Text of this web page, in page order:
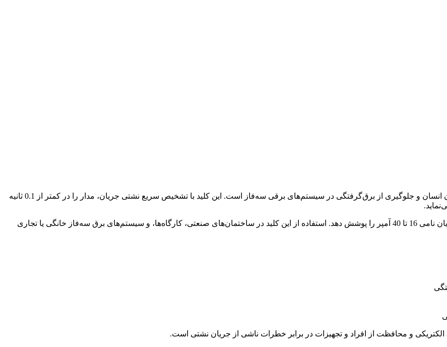
کلید محافظ جان چهارپل (RCCB) وسیله‌ای حیاتی برای حفاظت از جان انسان و جلوگیری از برق‌گرفتگی در سیستم‌های برقی سه‌فاز است. این کلید با تشخیص سریع نشتی جریان، مدار را در کمتر از 0.1 ثانیه
مدل چهارپل برای مدارهای سه‌فاز طراحی شده و می‌تواند محدوده جریان نامی 16 تا 40 آمپر را پوشش دهد. استفاده از این کلید در ساختمان‌های صنعتی، کارگاه‌ها، و سیستم‌های برق سه‌فاز خانگی یا تجاری
الکتریکی و محافظت از افراد و تجهیزات در برابر خطرات ناشی از جریان نشتی است.